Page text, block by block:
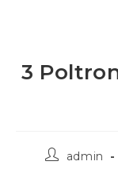
3
admin